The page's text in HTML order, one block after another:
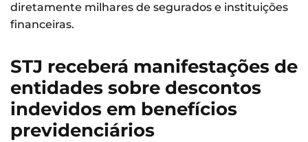
diretamente milhares de segurados e instituições
financeiras.
STJ receberá manifestações de
entidades sobre descontos
indevidos em benefícios
previdenciários